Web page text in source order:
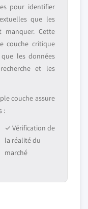
pour identifier
que les
manquer. Cette
couche critique
les données
et les
couche assure
:
✓ Vérification de
la réalité du
marché